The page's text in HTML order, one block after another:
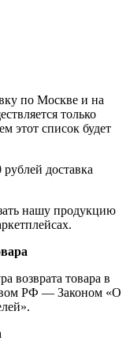
по Москве и на
только
этот список будет
доставка
нашу продукцию
возврата товара в
РФ — Законом «О